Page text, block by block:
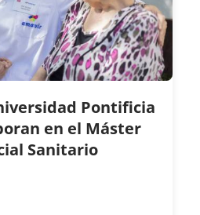
Pontificia
en el Máster
Sanitario